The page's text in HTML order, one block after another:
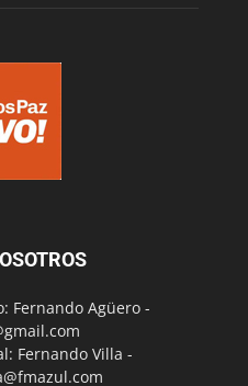
Fernando Agüero -
Fernando Villa -